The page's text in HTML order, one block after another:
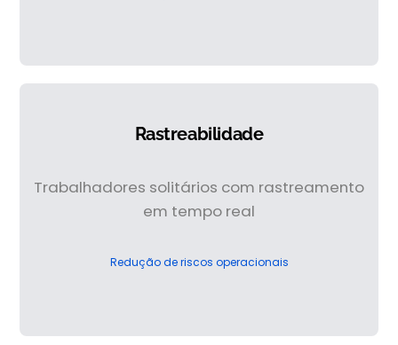
Rastreabilidade
Trabalhadores solitários com rastreamento
em tempo real
Redução de riscos operacionais